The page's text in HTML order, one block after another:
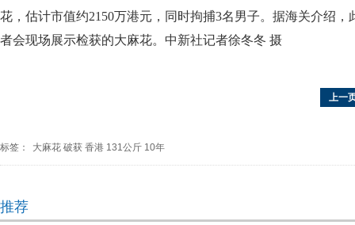
花，估计市值约2150万港元，同时拘捕3名男子。据海关介绍
者会现场展示检获的大麻花。中新社记者徐冬冬 摄
上一
标签： 大麻花 破获 香港 131公斤 10年
推荐